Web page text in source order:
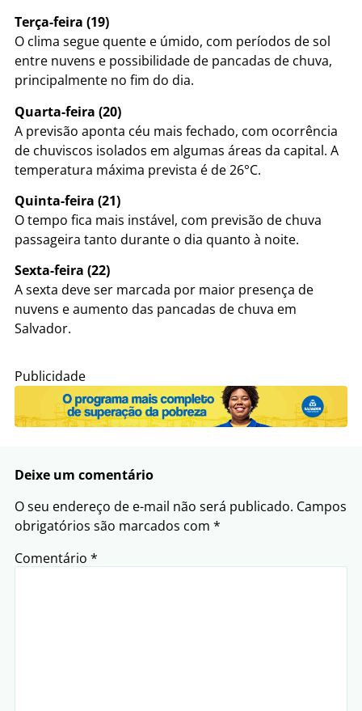
Terça-feira (19)
O clima segue quente e úmido, com períodos de sol
entre nuvens e possibilidade de pancadas de chuva,
principalmente no fim do dia.
Quarta-feira (20)
A previsão aponta céu mais fechado, com ocorrência
de chuviscos isolados em algumas áreas da capital. A
temperatura máxima prevista é de 26°C.
Quinta-feira (21)
O tempo fica mais instável, com previsão de chuva
passageira tanto durante o dia quanto à noite.
Sexta-feira (22)
A sexta deve ser marcada por maior presença de
nuvens e aumento das pancadas de chuva em
Salvador.
Publicidade
Deixe um comentário
O seu endereço de e-mail não será publicado. Campos
obrigatórios são marcados com *
Comentário *